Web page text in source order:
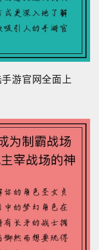
游官网全面上